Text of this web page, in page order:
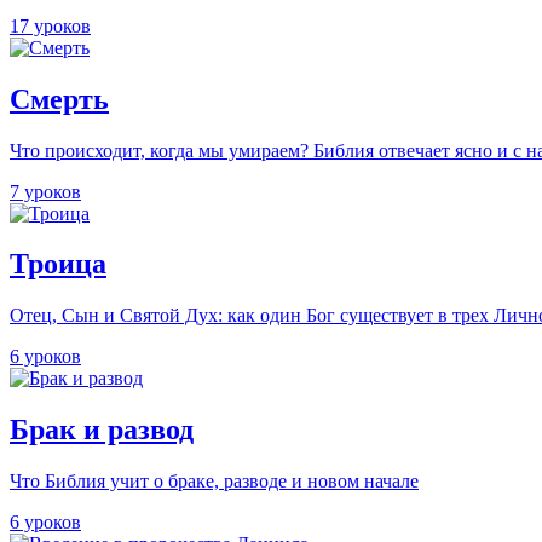
17 уроков
Смерть
Что происходит, когда мы умираем? Библия отвечает ясно и с
7 уроков
Троица
Отец, Сын и Святой Дух: как один Бог существует в трех
6 уроков
Брак и развод
Что Библия учит о браке, разводе и новом начале
6 уроков